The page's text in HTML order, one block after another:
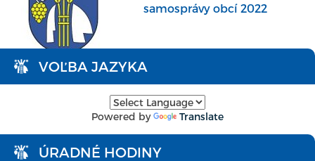
samosprávy obcí 2022
VOĽBA JAZYKA
Powered by Translate
ÚRADNÉ HODINY